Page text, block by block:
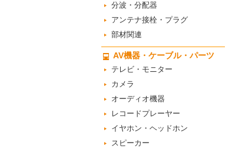
分波・分配器
アンテナ接栓・プラグ
部材関連
AV機器・ケーブル・パーツ
テレビ・モニター
カメラ
オーディオ機器
レコードプレーヤー
イヤホン・ヘッドホン
スピーカー